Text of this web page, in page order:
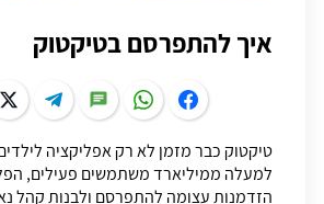
איך להתפרסם בטיקטוק
טיקטוק כבר מזמן לא רק אפליקציה
למעלה ממיליארד משתמשים פעילים,
הזדמנות עצומה להתפרסם ולבנות קהל